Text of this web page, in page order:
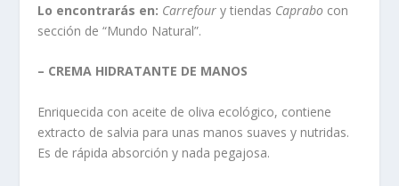
Lo encontrarás en: Carrefour y tiendas Caprabo con
sección de “Mundo Natural”.
– CREMA HIDRATANTE DE MANOS
Enriquecida con aceite de oliva ecológico, contiene
extracto de salvia para unas manos suaves y nutridas.
Es de rápida absorción y nada pegajosa.